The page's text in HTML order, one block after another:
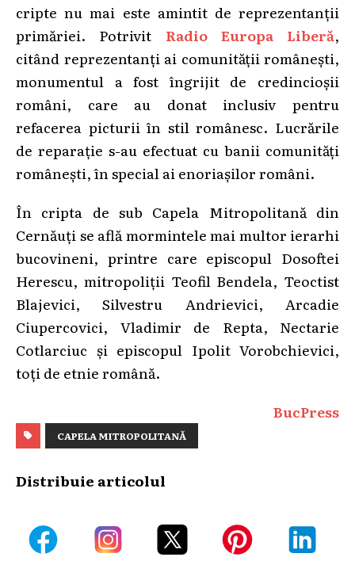
cripte nu mai este amintit de reprezentanții
primăriei. Potrivit Radio Europa Liberă,
citând reprezentanți ai comunității românești,
monumentul a fost îngrijit de credincioșii
români, care au donat inclusiv pentru
refacerea picturii în stil românesc. Lucrările
de reparație s-au efectuat cu banii comunități
românești, în special ai enoriașilor români.
În cripta de sub Capela Mitropolitană din
Cernăuți se află mormintele mai multor ierarhi
bucovineni, printre care episcopul Dosoftei
Herescu, mitropoliții Teofil Bendela, Teoctist
Blajevici, Silvestru Andrievici, Arcadie
Ciupercovici, Vladimir de Repta, Nectarie
Cotlarciuc și episcopul Ipolit Vorobchievici,
toți de etnie română.
BucPress
CAPELA MITROPOLITANĂ
Distribuie articolul